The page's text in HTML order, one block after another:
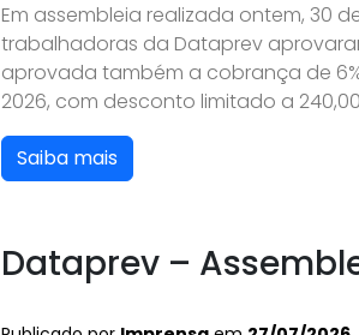
Em assembleia realizada ontem, 30
trabalhadoras da Dataprev
aprovada também a cobrança de
2026, com desconto limitado a
Saiba mais
Dataprev –